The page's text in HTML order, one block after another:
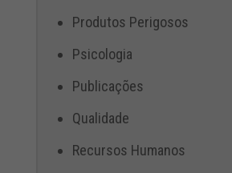
Produtos Perigosos
Psicologia
Publicações
Qualidade
Recursos Humanos